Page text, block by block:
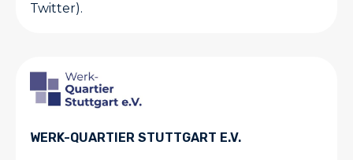
Twitter).
WERK-QUARTIER STUTTGART E.V.